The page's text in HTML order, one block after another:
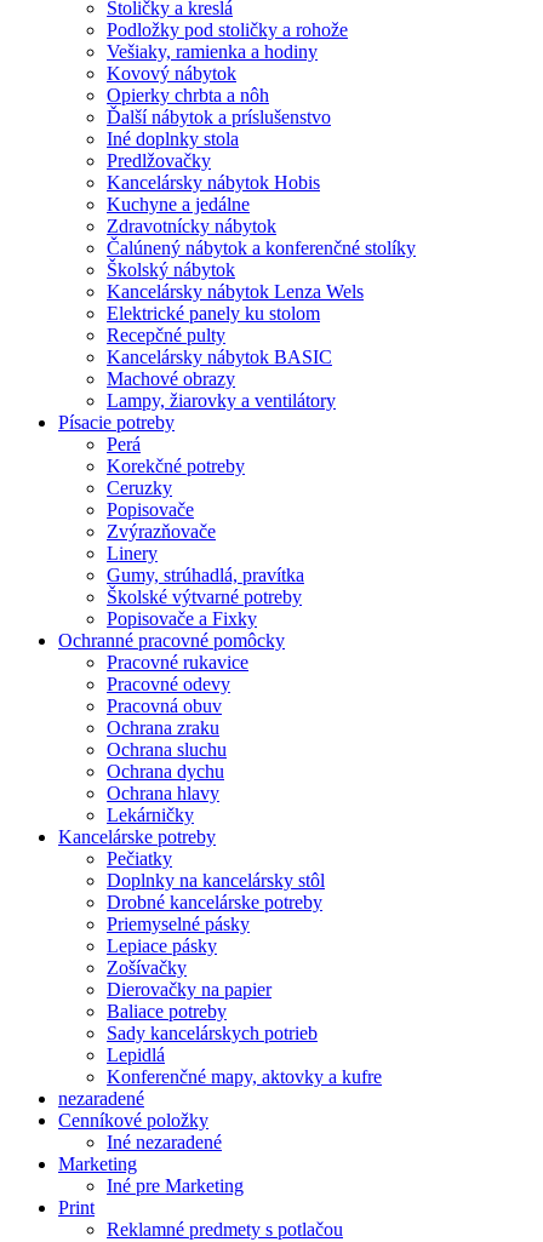
Stoličky a kreslá
Podložky pod stoličky a rohože
Vešiaky, ramienka a hodiny
Kovový nábytok
Opierky chrbta a nôh
Ďalší nábytok a príslušenstvo
Iné doplnky stola
Predlžovačky
Kancelársky nábytok Hobis
Kuchyne a jedálne
Zdravotnícky nábytok
Čalúnený nábytok a konferenčné stolíky
Školský nábytok
Kancelársky nábytok Lenza Wels
Elektrické panely ku stolom
Recepčné pulty
Kancelársky nábytok BASIC
Machové obrazy
Lampy, žiarovky a ventilátory
Písacie potreby
Perá
Korekčné potreby
Ceruzky
Popisovače
Zvýrazňovače
Linery
Gumy, strúhadlá, pravítka
Školské výtvarné potreby
Popisovače a Fixky
Ochranné pracovné pomôcky
Pracovné rukavice
Pracovné odevy
Pracovná obuv
Ochrana zraku
Ochrana sluchu
Ochrana dychu
Ochrana hlavy
Lekárničky
Kancelárske potreby
Pečiatky
Doplnky na kancelársky stôl
Drobné kancelárske potreby
Priemyselné pásky
Lepiace pásky
Zošívačky
Dierovačky na papier
Baliace potreby
Sady kancelárskych potrieb
Lepidlá
Konferenčné mapy, aktovky a kufre
nezaradené
Cenníkové položky
Iné nezaradené
Marketing
Iné pre Marketing
Print
Reklamné predmety s potlačou